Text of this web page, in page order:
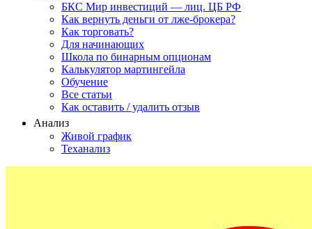
БКС Мир инвестиций — лиц. ЦБ РФ
Как вернуть деньги от лже-брокера?
Как торговать?
Для начинающих
Школа по бинарным опционам
Калькулятор мартингейла
Обучение
Все статьи
Как оставить / удалить отзыв
Анализ
Живой график
Теханализ